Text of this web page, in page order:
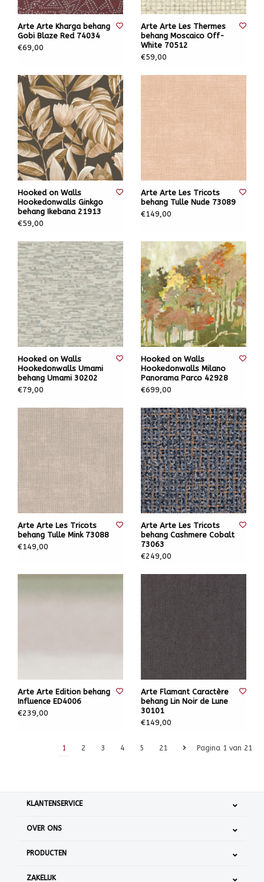
Arte Arte Kharga behang
Gobi Blaze Red 74034
€69,00
Arte Arte Les Thermes
behang Moscaico Off-
White 70512
€59,00
Hooked on Walls
Hookedonwalls Ginkgo
behang Ikebana 21913
€59,00
Arte Arte Les Tricots
behang Tulle Nude 73089
€149,00
Hooked on Walls
Hookedonwalls Umami
behang Umami 30202
€79,00
Hooked on Walls
Hookedonwalls Milano
Panorama Parco 42928
€699,00
Arte Arte Les Tricots
behang Tulle Mink 73088
€149,00
Arte Arte Les Tricots
behang Cashmere Cobalt
73063
€249,00
Arte Arte Edition behang
Influence ED4006
€239,00
Arte Flamant Caractère
behang Lin Noir de Lune
30101
€149,00
Pagina 1 van 21
1 2 3 4 5 21
KLANTENSERVICE
OVER ONS
PRODUCTEN
ZAKELIJK